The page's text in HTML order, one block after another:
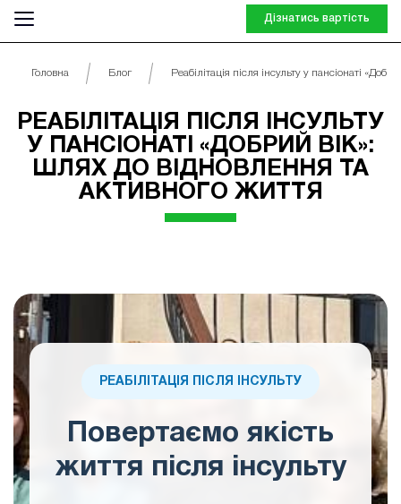
Дізнатись вартість
Головна Блог Реабілітація після інсульту у пансіонаті
РЕАБІЛІТАЦІЯ ПІСЛЯ ІНСУЛЬТУ
У ПАНСІОНАТІ «ДОБРИЙ ВІК»:
ШЛЯХ ДО ВІДНОВЛЕННЯ ТА
АКТИВНОГО ЖИТТЯ
РЕАБІЛІТАЦІЯ ПІСЛЯ ІНСУЛЬТУ
Повертаємо якість
життя після інсульту